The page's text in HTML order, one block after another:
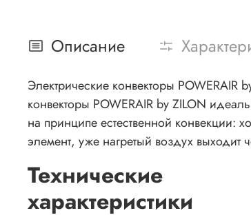
Описание
Электрические конвекторы
конвекторы POWERAIR by ZILON
на принципе естественной конвекции:
элемент, уже нагретый воздух
Технические
характеристики